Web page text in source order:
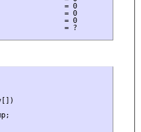
= 0
= 0
= 0
= ?